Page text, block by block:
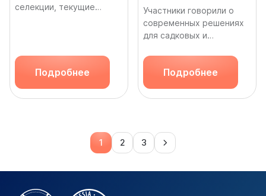
селекции, текущие
Подробнее
Участники говорили о
современных решениях
для садковых и
хозяйств, перспективах
локализации
производства, а также о
технологических
России.
Подробнее
1 2 3